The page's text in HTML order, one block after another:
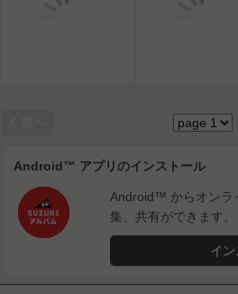
Android™ アプリのインストール
Android™ からオンラ
集、共有ができます。
イ